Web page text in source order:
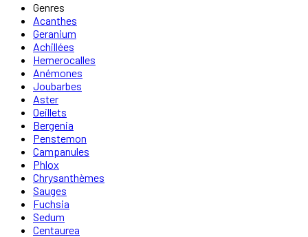
Genres
Acanthes
Geranium
Achillées
Hemerocalles
Anémones
Joubarbes
Aster
Oeillets
Bergenia
Penstemon
Campanules
Phlox
Chrysanthèmes
Sauges
Fuchsia
Sedum
Centaurea